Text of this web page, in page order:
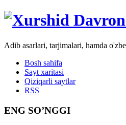
Adib asarlari, tarjimalari, hamda
Bosh sahifa
Sayt xaritasi
Qiziqarli saytlar
RSS
ENG SO’NGGI